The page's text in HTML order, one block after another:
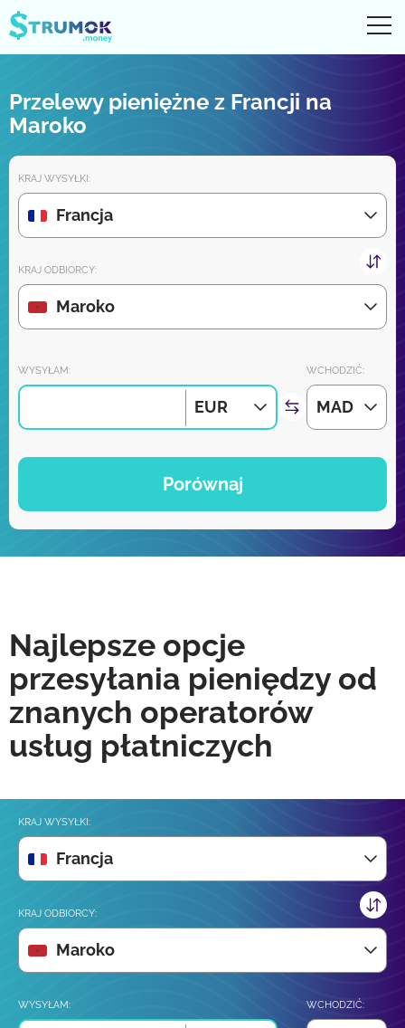
Przelewy pieniężne
Digital konto
Recenzje partnerów
Wkrótce pobierz aplikację na iPhone'a i Androida:
Przelewy pieniężne z Francji na
Maroko
KRAJ WYSYŁKI:
Francja
KRAJ ODBIORCY:
Maroko
WYSYŁAM:
EUR
WCHODZIĆ:
MAD
Porównaj
Najlepsze opcje
przesyłania pieniędzy od
znanych operatorów
usług płatniczych
KRAJ WYSYŁKI:
Francja
KRAJ ODBIORCY:
Maroko
WYSYŁAM: WCHODZIĆ: